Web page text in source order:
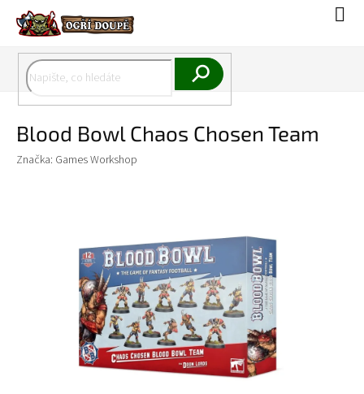
obsah
Blood Bowl Chaos Chosen Team
Značka: Games Workshop